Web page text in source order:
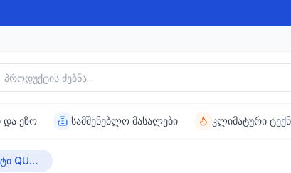
ძებნა
და ეზო სამშენებლო მასალები კლიმატური
საშხაპე კომპლექტი QUBICA Q09S02